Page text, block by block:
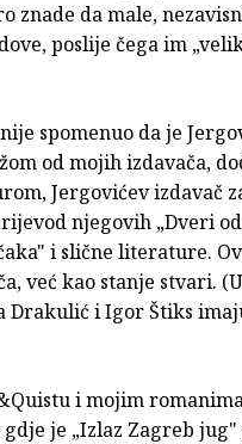
znade da male,
poslije čega im
spomenuo da je
od mojih izdavača,
Jergovićev izdavač
njegovih „Dveri
i slične literature.
već kao stanje stvari.
Drakulić i Igor Štiks
i mojim
je „Izlaz Zagreb